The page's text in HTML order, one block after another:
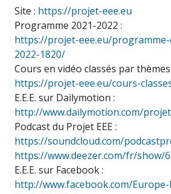
Site : https://projet-eee.eu
Programme 2021-2022 :
https://projet-eee.eu/programme-
2022-1820/
Cours en vidéo classés par thèmes
https://projet-eee.eu/cours-
E.E.E. sur Dailymotion :
http://www.dailymotion.com/
Podcast du Projet EEE :
https://soundcloud.com/
https://www.deezer.com/fr/show/
E.E.E. sur Facebook :
http://www.facebook.com/